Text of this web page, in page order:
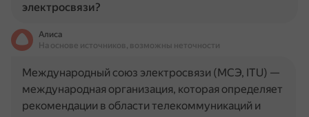
электросвязи?
Алиса
На основе источников, возможны неточности
Международный союз электросвязи (МСЭ, ITU) —
международная организация, которая определяет
рекомендации в области телекоммуникаций и